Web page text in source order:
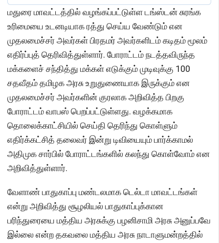
மதுரை மாவட்டத்தில் வழங்கப்பட்டுள்ள டங்ஸ்டன் சுரங்க
உரிமையை உடனடியாக ரத்து செய்ய வேண்டும் என
முதலமைச்சர் அவர்கள் பிரதமர் அவர்களிடம் கடிதம் மூலம்
எதிர்ப்புத் தெரிவித்துள்ளார். போராட்டம் நடத்தவிருந்த
மக்களைச் சந்தித்து மக்கள் எடுக்கும் முடிவுக்கு 100
சதவீதம் தமிழக அரசு உறுதுணையாக இருக்கும் என
முதலமைச்சர் அவர்களின் குரலாக அறிவித்த பிறகு
போராட்டம் வாபஸ் பெறப்பட்டுள்ளது. வழக்கமாக
தொலைக்காட்சியில் செய்தி தெரிந்து கொள்ளும்
எதிர்க்கட்சித் தலைவர் இன்று டிவியையும் பார்க்காமல்
அதிமுக சார்பில் போராட்டங்களில் கலந்து கொள்வோம் என
அறிவித்துள்ளார்.
வேளாண் பாதுகாப்பு மண்டலமாக டெல்டா மாவட்டங்கள்
என்று அறிவித்து சூழலியல் பாதுகாப்புக்கான
பரிந்துரையை மத்திய அரசுக்கு பழனிசாமி அரசு அனுப்பவே
இல்லை என்ற தகவலை மத்திய அரசு நாடாளுமன்றத்தில்